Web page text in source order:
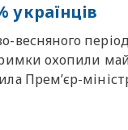
українців
весняного
охопили
Прем’єр-